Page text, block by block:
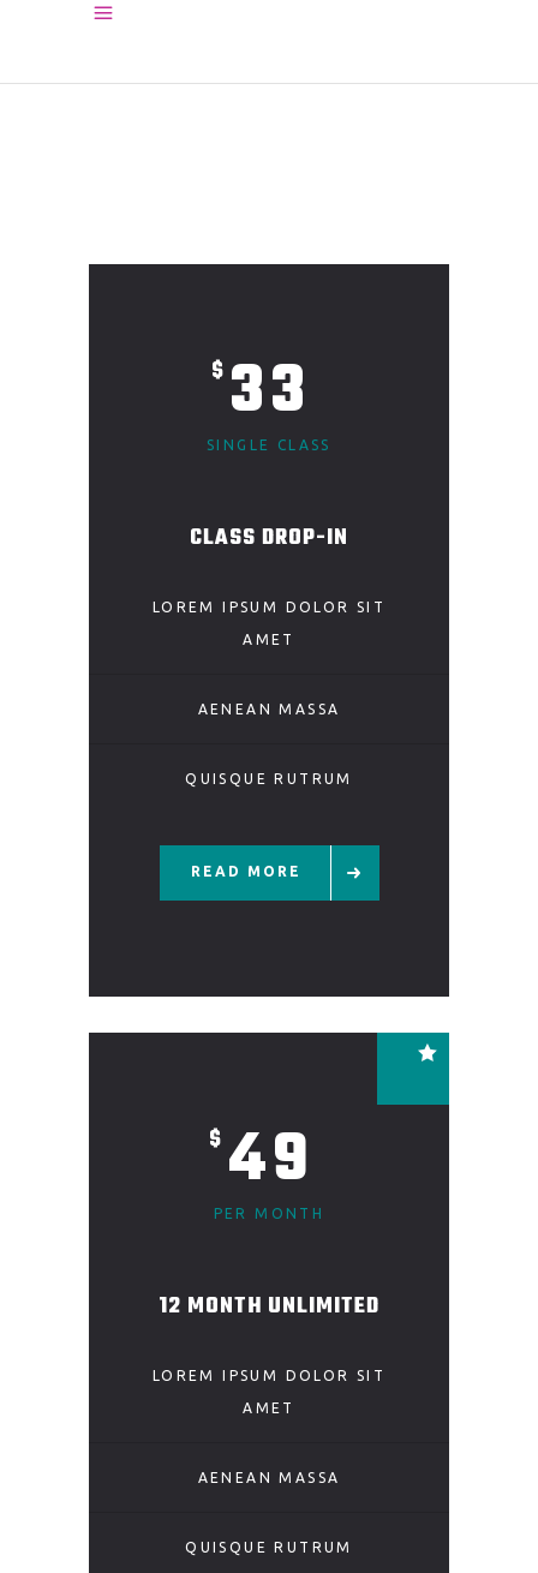
$ 33
SINGLE CLASS
CLASS DROP-IN
LOREM IPSUM DOLOR SIT
AMET
AENEAN MASSA
QUISQUE RUTRUM
READ MORE
$ 49
PER MONTH
12 MONTH UNLIMITED
LOREM IPSUM DOLOR SIT
AMET
AENEAN MASSA
QUISQUE RUTRUM